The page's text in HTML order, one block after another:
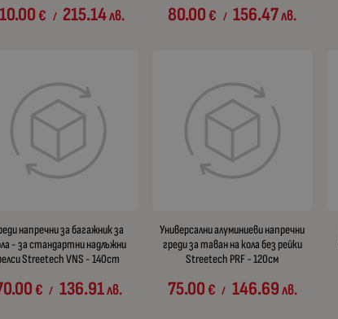
€ / 215.14лв. 80.00€ / 156.47лв.
напречни за багажник за
- за стандартни надлъжни
Streetech VNS - 140cm
€ / 136.91лв.
Универсални алуминиеви напречни
греди за таван на кола без рейки
Streetech PRF - 120см
75.00€ / 146.69лв.